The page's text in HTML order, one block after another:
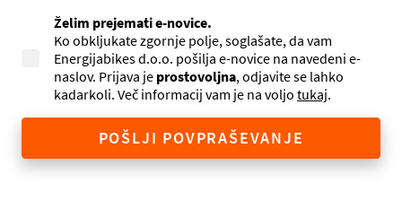
Želim prejemati e-novice.
Ko obkljukate zgornje polje, soglašate, da vam
Energijabikes d.o.o. pošilja e-novice na navedeni e-
naslov. Prijava je prostovoljna, odjavite se lahko
kadarkoli. Več informacij vam je na voljo tukaj.
POŠLJI POVPRAŠEVANJE